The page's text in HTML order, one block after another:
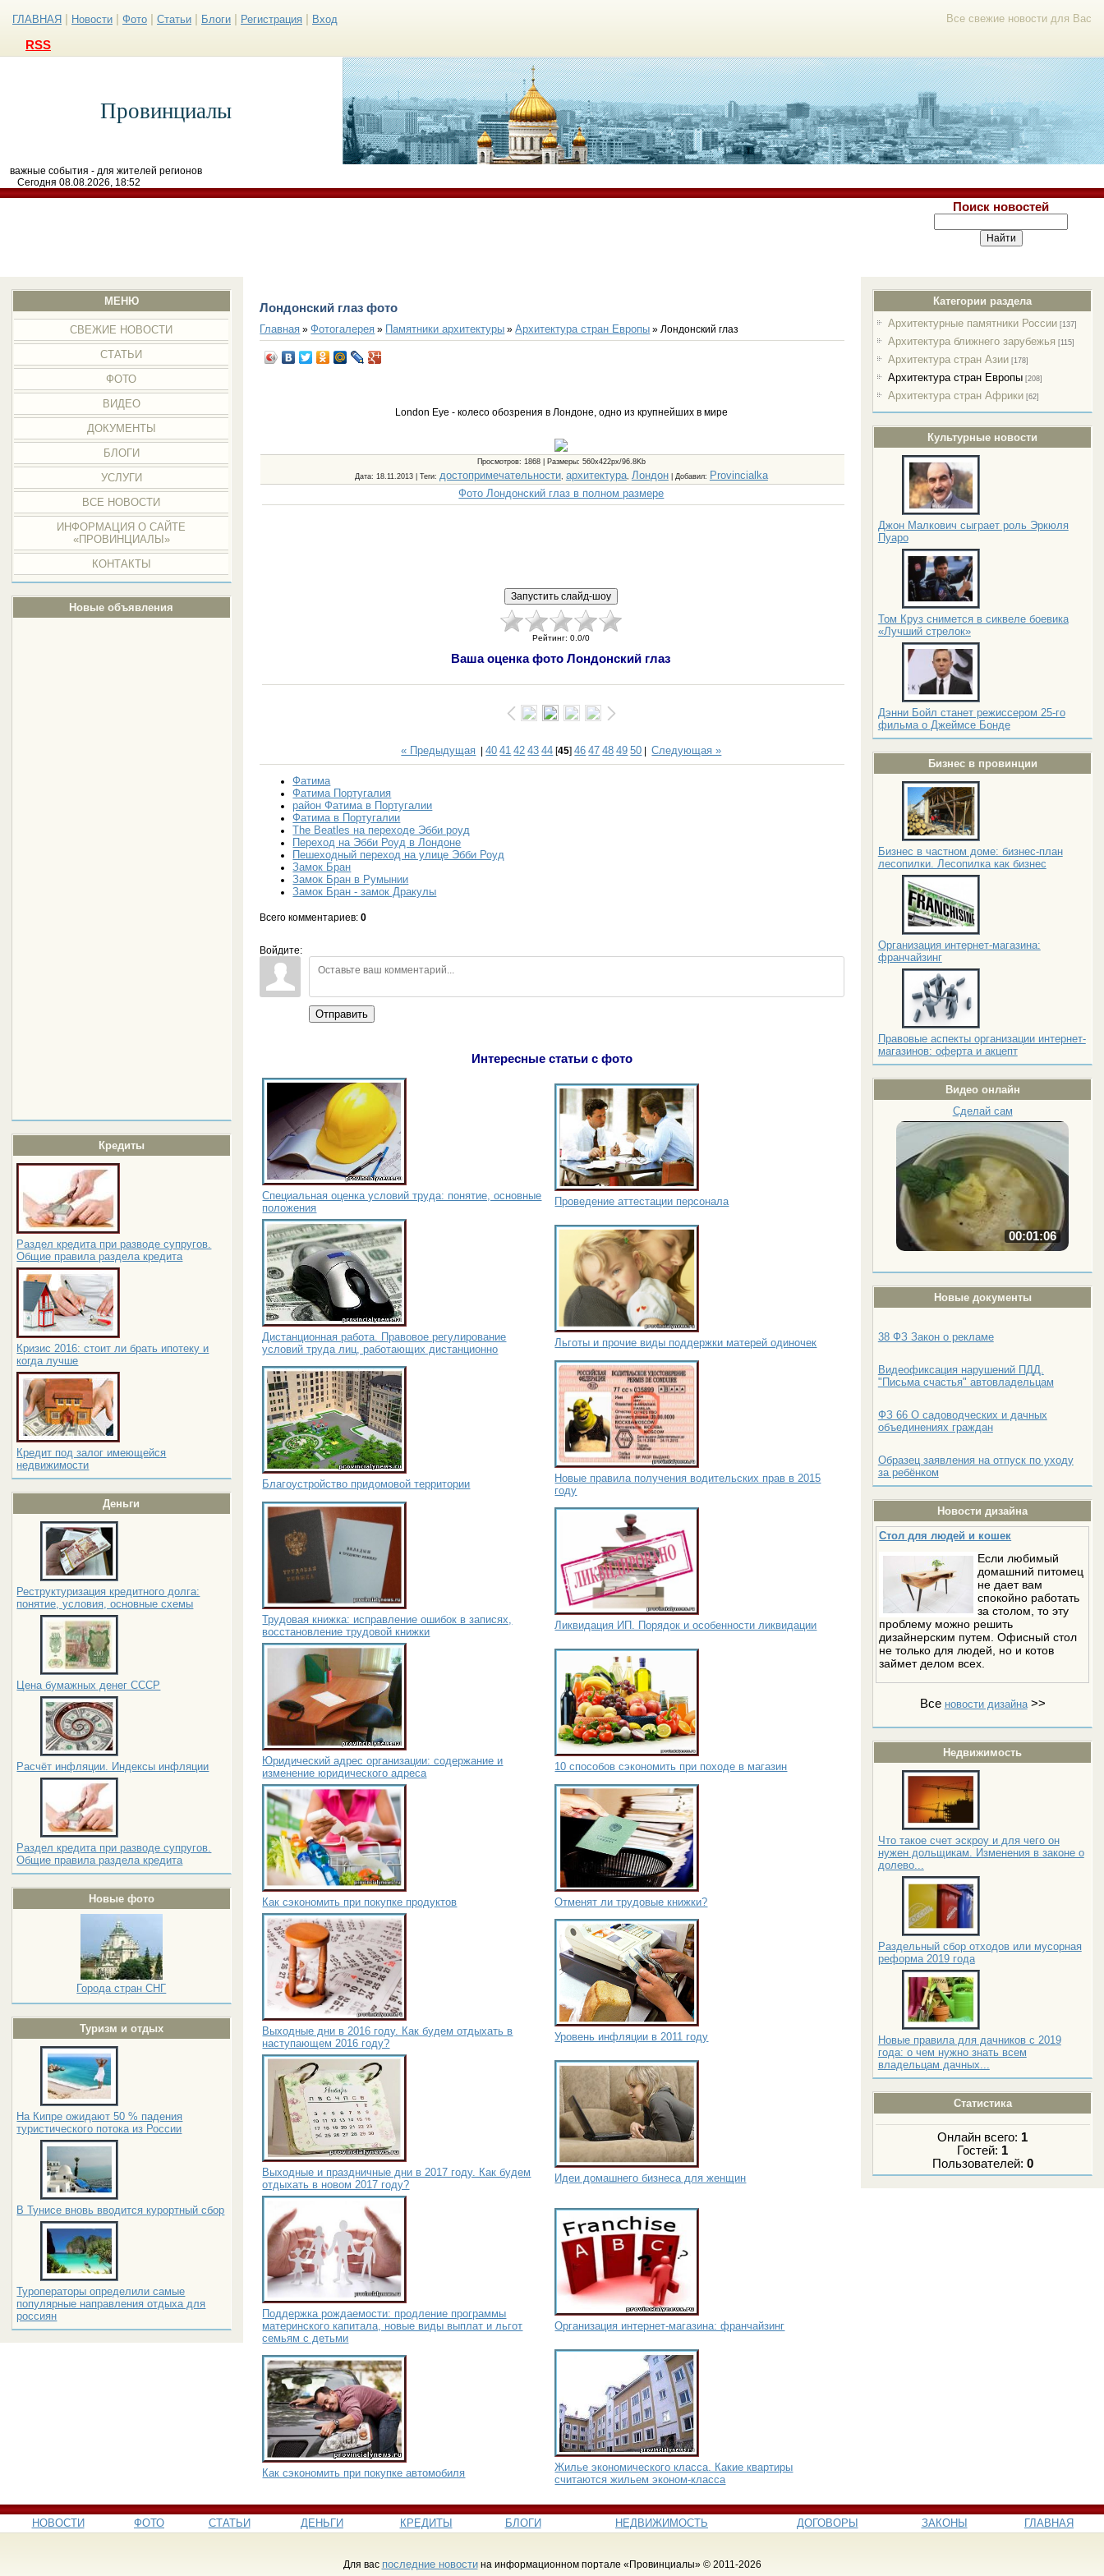
Все свежие новости для Вас
ГЛАВНАЯ Новости Фото Статьи Блоги Регистрация Вход
RSS
Провинциалы
важные события - для жителей регионов
Сегодня 08.08.2026, 18:52
Поиск новостей
МЕНЮ
СВЕЖИЕ НОВОСТИ
СТАТЬИ
ФОТО
ВИДЕО
ДОКУМЕНТЫ
БЛОГИ
УСЛУГИ
ВСЕ НОВОСТИ
ИНФОРМАЦИЯ О САЙТЕ
«ПРОВИНЦИАЛЫ»
КОНТАКТЫ
Новые объявления
Кредиты
Раздел кредита при разводе супругов.
Общие правила раздела кредита
Кризис 2016: стоит ли брать ипотеку и
когда лучше
Кредит под залог имеющейся
недвижимости
Деньги
Реструктуризация кредитного долга:
понятие, условия, основные схемы
Цена бумажных денег СССР
Расчёт инфляции. Индексы инфляции
Раздел кредита при разводе супругов.
Общие правила раздела кредита
Новые фото
Города стран СНГ
Туризм и отдых
На Кипре ожидают 50 % падения
туристического потока из России
В Тунисе вновь вводится курортный сбор
Туроператоры определили самые
популярные направления отдыха для
россиян
Категории раздела
Архитектурные памятники России [137]
Архитектура ближнего зарубежья [115]
Архитектура стран Азии [178]
Архитектура стран Европы [208]
Архитектура стран Африки [62]
Культурные новости
Джон Малкович сыграет роль Эркюля
Пуаро
Том Круз снимется в сиквеле боевика
«Лучший стрелок»
Дэнни Бойл станет режиссером 25-го
фильма о Джеймсе Бонде
Бизнес в провинции
Бизнес в частном доме: бизнес-план
лесопилки. Лесопилка как бизнес
Организация интернет-магазина:
франчайзинг
Правовые аспекты организации интернет-
магазинов: оферта и акцепт
Видео онлайн
Сделай сам
00:01:06
Новые документы
38 ФЗ Закон о рекламе
Видеофиксация нарушений ПДД.
"Письма счастья" автовладельцам
ФЗ 66 О садоводческих и дачных
объединениях граждан
Образец заявления на отпуск по уходу
за ребёнком
Новости дизайна
Стол для людей и кошек
Если любимый
домашний питомец
не дает вам
спокойно работать
за столом, то эту
проблему можно решить
дизайнерским путем. Офисный стол
не только для людей, но и котов
займет делом всех.
Все новости дизайна>>
Недвижимость
Что такое счет эскроу и для чего он
нужен дольщикам. Изменения в законе о
долево...
Раздельный сбор отходов или мусорная
реформа 2019 года
Новые правила для дачников с 2019
года: о чем нужно знать всем
владельцам дачных...
Статистика
Онлайн всего: 1
Гостей: 1
Пользователей: 0
Лондонский глаз фото
Главная »Фотогалерея » Памятники архитектуры »Архитектура стран Европы » Лондонский глаз
London Eye - колесо обозрения в Лондоне, одно из крупнейших в мире
Просмотров: 1868 | Размеры: 560x422px/96.8Kb
Дата: 18.11.2013 | Теги: достопримечательности архитектура, Лондон Добавил: Provincialka
Фото Лондонский глаз в полном размере
Рейтинг: 0.0/0
Ваша оценка фото Лондонский глаз
« Предыдущая |40 41 42 43 44 [45]46 47 48 49 50 |Следующая »
Фатима
Фатима Португалия
район Фатима в Португалии
Фатима в Португалии
The Beatles на переходе Эбби роуд
Переход на Эбби Роуд в Лондоне
Пешеходный переход на улице Эбби Роуд
Замок Бран
Замок Бран в Румынии
Замок Бран - замок Дракулы
Всего комментариев:0
Войдите:
Отправить
Интересные статьи с фото
Специальная оценка условий труда: понятие, основные
положения
Проведение аттестации персонала
Дистанционная работа. Правовое регулирование
условий труда лиц, работающих дистанционно
Льготы и прочие виды поддержки матерей одиночек
Благоустройство придомовой территории
Новые правила получения водительских прав в 2015
году
Трудовая книжка: исправление ошибок в записях,
восстановление трудовой книжки
Ликвидация ИП. Порядок и особенности ликвидации
Юридический адрес организации: содержание и
изменение юридического адреса
10 способов сэкономить при походе в магазин
Как сэкономить при покупке продуктов Отменят ли трудовые книжки?
Выходные дни в 2016 году. Как будем отдыхать в
наступающем 2016 году?
Уровень инфляции в 2011 году
Выходные и праздничные дни в 2017 году. Как будем
отдыхать в новом 2017 году?
Идеи домашнего бизнеса для женщин
Поддержка рождаемости: продление программы
материнского капитала, новые виды выплат и льгот
семьям с детьми
Организация интернет-магазина: франчайзинг
Как сэкономить при покупке автомобиля
Жилье экономического класса. Какие квартиры
считаются жильем эконом-класса
НОВОСТИ ФОТО СТАТЬИ ДЕНЬГИ КРЕДИТЫ БЛОГИ НЕДВИЖИМОСТЬ ДОГОВОРЫ ЗАКОНЫ ГЛАВНАЯ
Для вас последние новостина информационном портале «Провинциалы» © 2011-2026